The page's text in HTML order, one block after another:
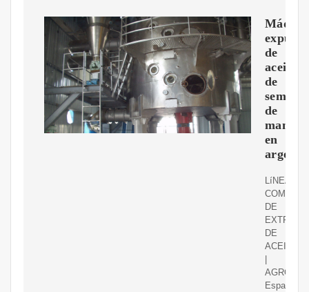
de
aceite
de
semillas
de
maní
en
LíNEA
DE
DE
ACEITE
AGROISA.
Espa?